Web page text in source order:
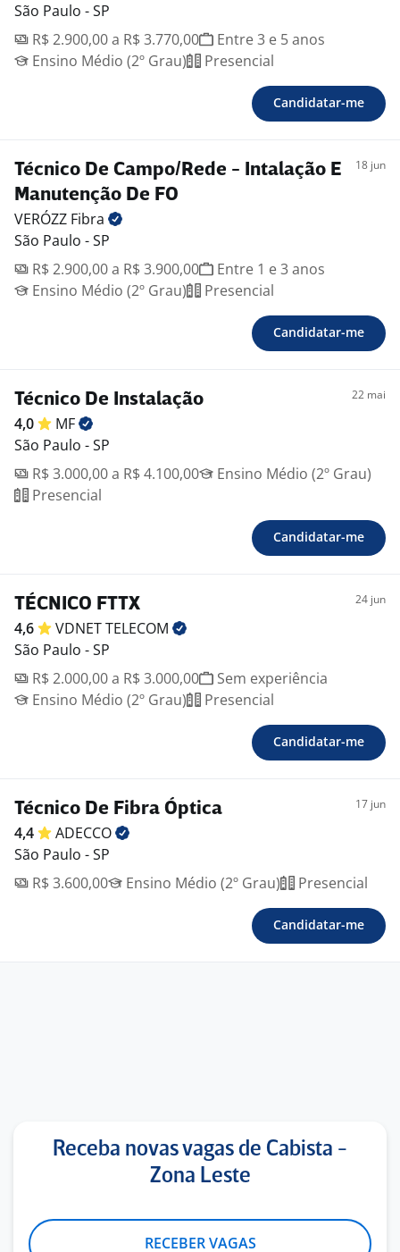
São Paulo - SP
R$ 2.900,00 a R$ 3.770,00
Entre 3 e 5 anos
Ensino Médio (2º Grau)
Presencial
Candidatar-me
Técnico De Campo/Rede - Intalação E
Manutenção De FO
18 jun
VERÓZZ Fibra
São Paulo - SP
R$ 2.900,00 a R$ 3.900,00
Entre 1 e 3 anos
Ensino Médio (2º Grau)
Presencial
Candidatar-me
Técnico De Instalação 22 mai
4,0
MF
São Paulo - SP
R$ 3.000,00 a R$ 4.100,00
Ensino Médio (2º Grau)
Presencial
Candidatar-me
TÉCNICO FTTX 24 jun
4,6 VDNETTELECOM
São Paulo - SP
R$ 2.000,00 a R$ 3.000,00
Sem experiência
Ensino Médio (2º Grau)
Presencial
Candidatar-me
Técnico De Fibra Óptica 17 jun
4,4
ADECCO
São Paulo - SP
R$ 3.600,00
Ensino Médio (2º Grau) Presencial
Candidatar-me
Receba novas vagas de Cabista -
Zona Leste
RECEBER VAGAS